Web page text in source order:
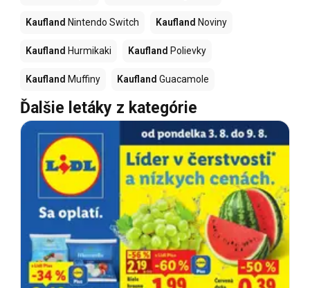
Kaufland Nintendo Switch Kaufland Noviny
Kaufland Hurmikaki Kaufland Polievky
Kaufland Muffiny Kaufland Guacamole
Ďalšie letáky z kategórie